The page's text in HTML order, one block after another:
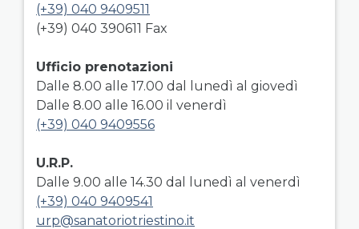
(+39) 040 9409511
(+39) 040 390611 Fax
Ufficio prenotazioni
Dalle 8.00 alle 17.00 dal lunedì al giovedì
Dalle 8.00 alle 16.00 il venerdì
(+39) 040 9409556
U.R.P.
Dalle 9.00 alle 14.30 dal lunedì al venerdì
(+39) 040 9409541
urp@sanatoriotriestino.it